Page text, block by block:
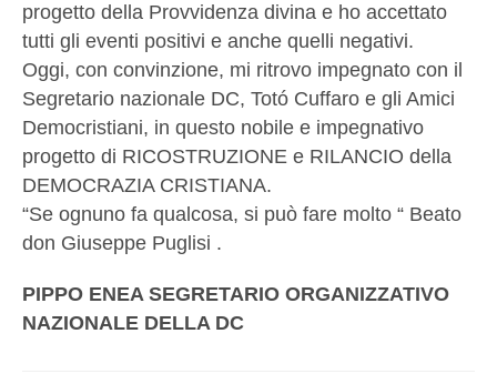
progetto della Provvidenza divina e ho accettato
tutti gli eventi positivi e anche quelli negativi.
Oggi, con convinzione, mi ritrovo impegnato con il
Segretario nazionale DC, Totó Cuffaro e gli Amici
Democristiani, in questo nobile e impegnativo
progetto di RICOSTRUZIONE e RILANCIO della
DEMOCRAZIA CRISTIANA.
“Se ognuno fa qualcosa, si può fare molto “ Beato
don Giuseppe Puglisi .
PIPPO ENEA SEGRETARIO ORGANIZZATIVO
NAZIONALE DELLA DC